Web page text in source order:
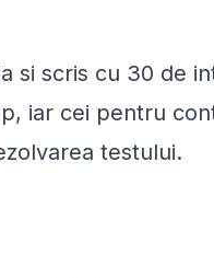
si scris cu 30 de
iar cei pentru
testului.